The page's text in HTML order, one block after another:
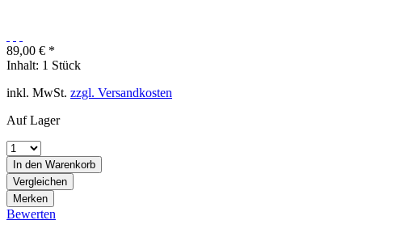
89,00 € *
Inhalt: 1 Stück
inkl. MwSt. zzgl. Versandkosten
Auf Lager
In den Warenkorb
Vergleichen
Merken
Bewerten